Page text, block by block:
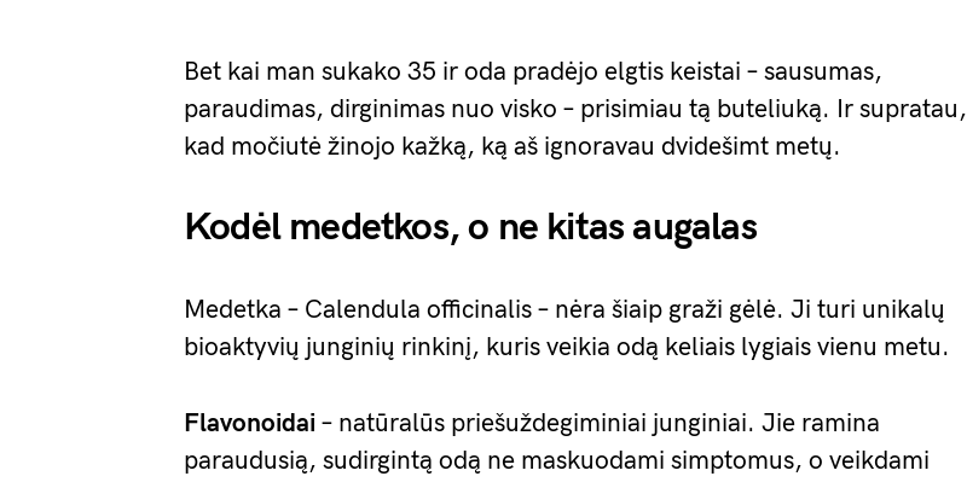
Bet kai man sukako 35 ir oda pradėjo elgtis keistai – sausumas,
paraudimas, dirginimas nuo visko – prisimiau tą buteliuką. Ir supratau,
kad močiutė žinojo kažką, ką aš ignoravau dvidešimt metų.
Kodėl medetkos, o ne kitas augalas
Medetka – Calendula officinalis – nėra šiaip graži gėlė. Ji turi unikalų
bioaktyvių junginių rinkinį, kuris veikia odą keliais lygiais vienu metu.
Flavonoidai – natūralūs priešuždegiminiai junginiai. Jie ramina
paraudusią, sudirgintą odą ne maskuodami simptomus, o veikdami